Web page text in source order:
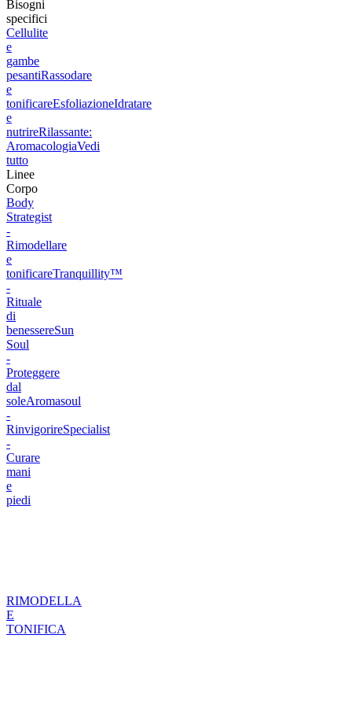
Bisogni
specifici
Cellulite
e
gambe
pesantiRassodare
e
tonificareEsfoliazioneIdratare
e
nutrireRilassante:
AromacologiaVedi
tutto
Linee
Corpo
Body
Strategist
-
Rimodellare
e
tonificareTranquillity™
-
Rituale
di
benessereSun
Soul
-
Proteggere
dal
soleAromasoul
-
RinvigorireSpecialist
-
Curare
mani
e
piedi
RIMODELLA
E
TONIFICA